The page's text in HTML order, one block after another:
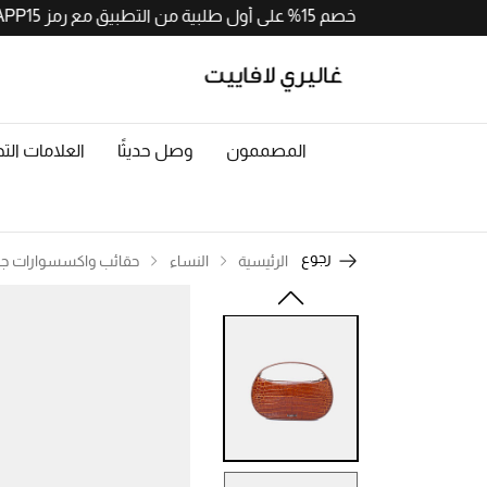
احصلوا على خصم 15% على أول طلبية من التطبيق مع رمز APP15. حملوا الآن من
المصممون وصل حديثًا العلامات
رجوع الرئيسية النساء حقائب واكسسوارات